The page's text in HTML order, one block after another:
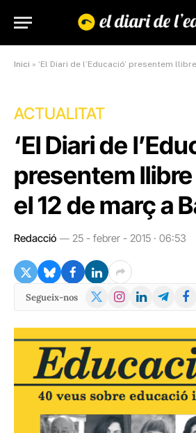
Inici » ‘El Diari de l’Educació’ presentem llibre i
ACTUALITAT
‘El Diari de
presentem
el 12 de març a
Redacció 25 - febrer - 2015 · 06:53
Segueix-nos
X
Instagram
LinkedInTelegram